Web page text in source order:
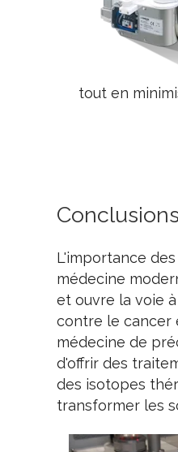
tout en
Conclusions
L'importance
médecine
et ouvre la voie
contre le cancer
médecine de
d'offrir des
des isotopes
transformer les